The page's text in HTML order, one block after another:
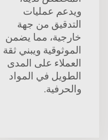
ويدعم عمليات
التدقيق من جهة
خارجية، مما يضمن
الموثوقية ويبني ثقة
العملاء على المدى
الطويل في المواد
والحرفية.